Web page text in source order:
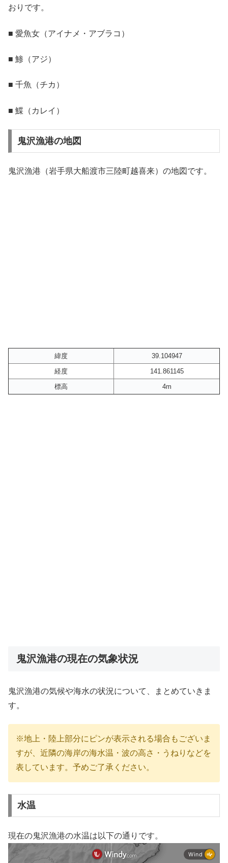
おりです。
■ 愛魚女（アイナメ・アブラコ）
■ 鯵（アジ）
■ 千魚（チカ）
■ 鰈（カレイ）
鬼沢漁港の地図
鬼沢漁港（岩手県大船渡市三陸町越喜来）の地図です。
緯度
39.104947
経度
141.861145
標高
4m
鬼沢漁港の現在の気象状況
鬼沢漁港の気候や海水の状況について、まとめていきま
す。
※地上・陸上部分にピンが表示される場合もございま
すが、近隣の海岸の海水温・波の高さ・うねりなどを
表しています。予めご了承ください。
水温
現在の鬼沢漁港の水温は以下の通りです。